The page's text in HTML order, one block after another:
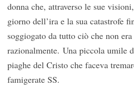
donna che, attraverso le sue
giorno dell’ira e la sua catastrofe
soggiogato da tutto ciò che non
razionalmente. Una piccola umile
piaghe del Cristo che faceva
famigerate SS.